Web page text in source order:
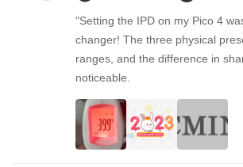
"Setting the IPD on my Pico 4
changer! The three physical
ranges, and the difference in
noticeable.